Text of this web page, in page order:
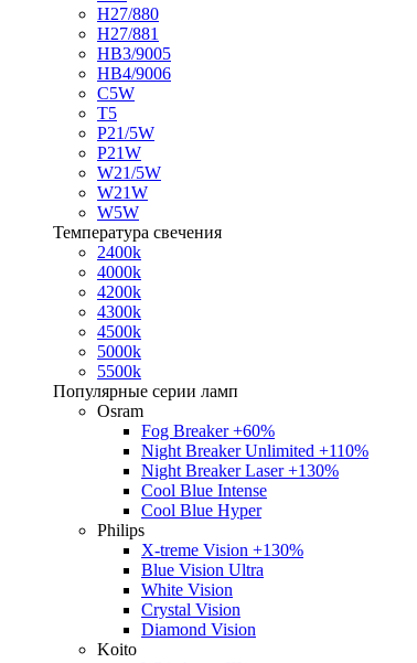
H27/880
H27/881
HB3/9005
HB4/9006
C5W
T5
P21/5W
P21W
W21/5W
W21W
W5W
Температура свечения
2400k
4000k
4200k
4300k
4500k
5000k
5500k
Популярные серии ламп
Osram
Fog Breaker +60%
Night Breaker Unlimited +110%
Night Breaker Laser +130%
Cool Blue Intense
Cool Blue Hyper
Philips
X-treme Vision +130%
Blue Vision Ultra
White Vision
Crystal Vision
Diamond Vision
Koito